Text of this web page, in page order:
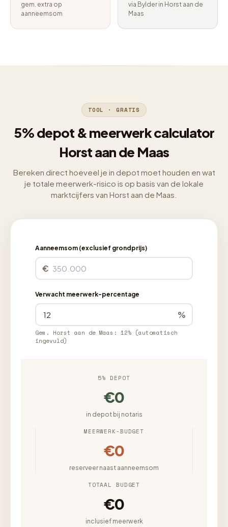
gem. extra op
aanneemsom
via Bylder in Horst aan de
Maas
TOOL · GRATIS
5% depot & meerwerk calculator
Horst aan de Maas
Bereken direct hoeveel je in depot moet houden en wat
je totale meerwerk-risico is op basis van de lokale
marktcijfers van Horst aan de Maas.
Aanneemsom (exclusief grondprijs)
€
Verwacht meerwerk-percentage
%
Gem. Horst aan de Maas: 12% (automatisch
ingevuld)
5% DEPOT
€0
in depot bij notaris
MEERWERK-BUDGET
€0
reserveer naast aanneemsom
TOTAAL BUDGET
€0
inclusief meerwerk